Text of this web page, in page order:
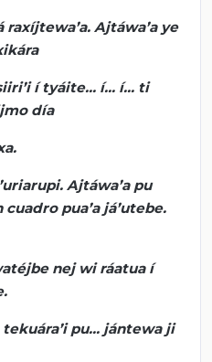
raxíjtewa’a. Ajtáwa’aye
ítyáite... í...í... ti
día
.
. Ajtáwa’a pu
cuadro pua’a já’utebe.
nej wi ráatuaí
tekuára’i pu... jántewaji